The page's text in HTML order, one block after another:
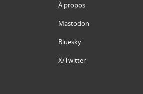
À propos
Mastodon
Bluesky
X/Twitter